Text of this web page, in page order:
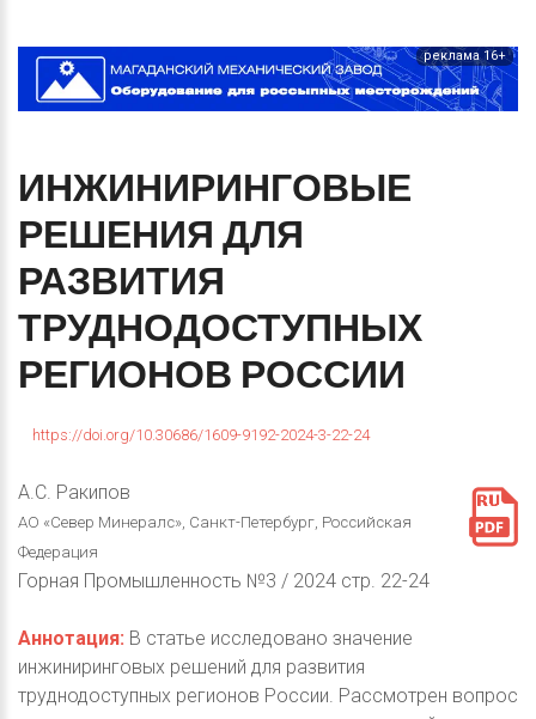
реклама 16+
ИНЖИНИРИНГОВЫЕ
РЕШЕНИЯ ДЛЯ
РАЗВИТИЯ
ТРУДНОДОСТУПНЫХ
РЕГИОНОВ РОССИИ
https://doi.org/10.30686/1609-9192-2024-3-22-24
А.С. Ракипов
АО «Север Минералс», Санкт-Петербург, Российская
Федерация
Горная Промышленность №3 / 2024 стр. 22-24
Аннотация: В статье исследовано значение
инжиниринговых решений для развития
труднодоступных регионов России. Рассмотрен вопрос